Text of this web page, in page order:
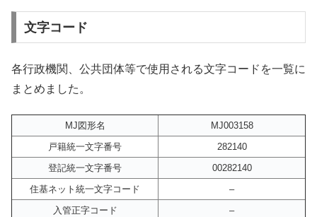
文字コード
各行政機関、公共団体等で使用される文字コードを一覧に
まとめました。
MJ図形名
MJ003158
戸籍統一文字番号
282140
登記統一文字番号
00282140
住基ネット統一文字コード
–
入管正字コード
–